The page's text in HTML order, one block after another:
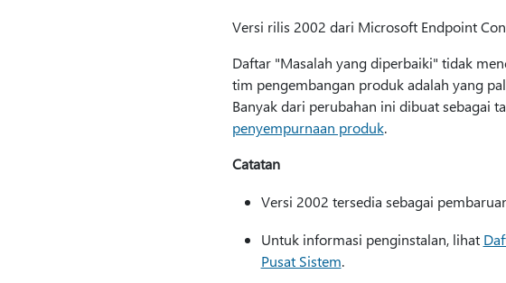
Versi rilis 2002 dari Microsoft Endpoint
Daftar "Masalah yang diperbaiki" tidak
tim pengembangan produk adalah yang
Banyak dari perubahan ini dibuat sebagai
penyempurnaan produk.
Catatan
Versi 2002 tersedia sebagai
Untuk informasi penginstalan, lihat
Pusat Sistem.